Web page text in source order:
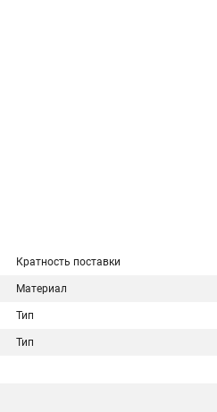
Кратность поставки
Материал
Тип
Тип